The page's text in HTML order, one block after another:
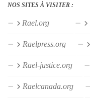
NOS SITES À VISITER :
Rael.org
Raelpress.org
Rael-justice.org
Raelcanada.org